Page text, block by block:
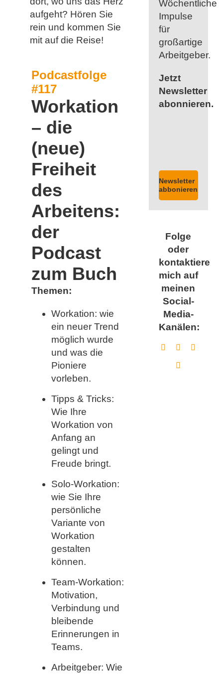
aufgeht? Hören Sie
rein und kommen Sie
mit auf die Reise!
Podcastfolge
#117
Workation
– die
(neue)
Freiheit
des
Arbeitens:
der
Podcast
zum Buch
Themen:
Workation: wie
ein neuer Trend
möglich wurde
und was die
Pioniere
vorleben.
Tipps & Tricks:
Wie Ihre
Workation von
Anfang an
gelingt und
Freude bringt.
Solo-Workation:
wie Sie Ihre
persönliche
Variante von
Workation
gestalten
können.
Team-Workation:
Motivation,
Verbindung und
bleibende
Erinnerungen in
Teams.
Arbeitgeber: Wie
Wöchentliche
Impulse
für
großartige
Arbeitgeber.
Jetzt
Newsletter
abonnieren.
Newsletter
abbonieren
Folge
oder
kontaktiere
mich auf
meinen
Social-
Media-
Kanälen: